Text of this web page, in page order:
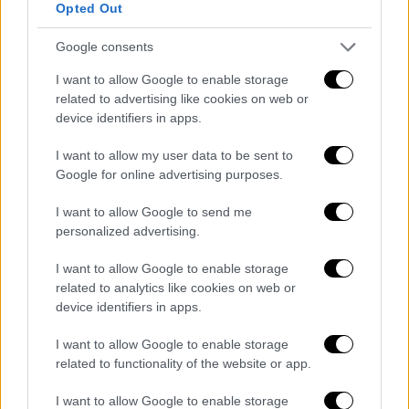
Opted Out
Google consents
I want to allow Google to enable storage
related to advertising like cookies on web or
device identifiers in apps.
I want to allow my user data to be sent to
Google for online advertising purposes.
I want to allow Google to send me
personalized advertising.
I want to allow Google to enable storage
related to analytics like cookies on web or
device identifiers in apps.
I want to allow Google to enable storage
related to functionality of the website or app.
I want to allow Google to enable storage
andreadis_sasa_karakasis.jpeg
Από αριστερά προς τα δεξιά: Ο Alexander Andreadis, ο Tony
Sasa και ο Γιάννης Καρακάσης ΜW
(Vermentino), ένα πιο πολύπλοκο λευκό με
φρουτώδη κι ανθικά αρώματα και ζωηρή
οξύτητα που γεννήθηκε την εποχή της